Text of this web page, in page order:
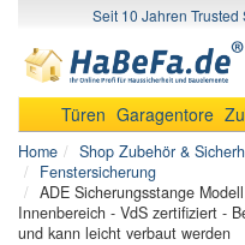
Seit 10 Jahren Trusted
Türen Garagentore
Home Shop Zubehör &
Fenstersicherung
ADE Sicherungsstange
Innenbereich - VdS zertifiziert -
und kann leicht verbaut werden